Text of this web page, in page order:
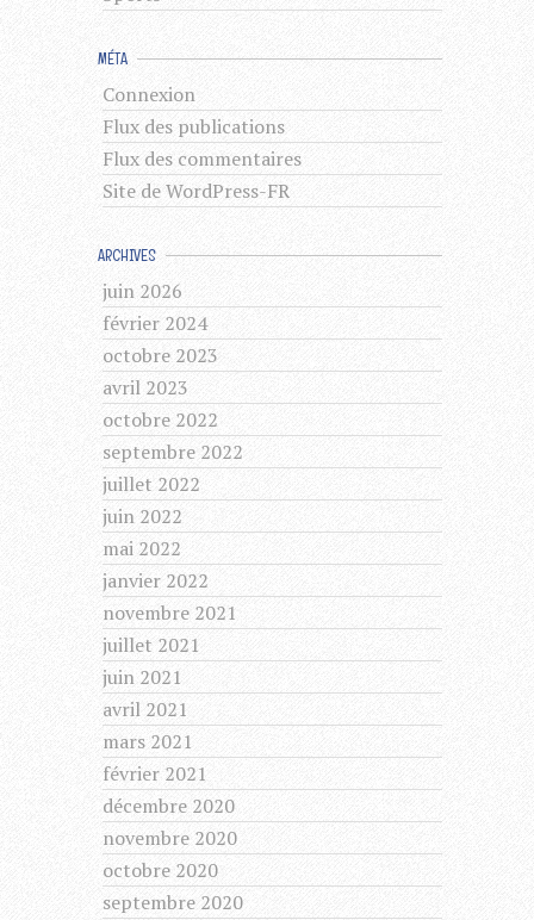
MÉTA
Connexion
Flux des publications
Flux des commentaires
Site de WordPress-FR
ARCHIVES
juin 2026
février 2024
octobre 2023
avril 2023
octobre 2022
septembre 2022
juillet 2022
juin 2022
mai 2022
janvier 2022
novembre 2021
juillet 2021
juin 2021
avril 2021
mars 2021
février 2021
décembre 2020
novembre 2020
octobre 2020
septembre 2020